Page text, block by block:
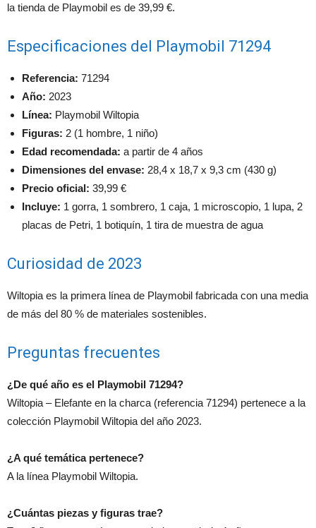
la tienda de Playmobil es de 39,99 €.
Especificaciones del Playmobil 71294
Referencia: 71294
Año: 2023
Línea: Playmobil Wiltopia
Figuras: 2 (1 hombre, 1 niño)
Edad recomendada: a partir de 4 años
Dimensiones del envase: 28,4 x 18,7 x 9,3 cm (430 g)
Precio oficial: 39,99 €
Incluye: 1 gorra, 1 sombrero, 1 caja, 1 microscopio, 1 lupa, 2
placas de Petri, 1 botiquín, 1 tira de muestra de agua
Curiosidad de 2023
Wiltopia es la primera línea de Playmobil fabricada con una media
de más del 80 % de materiales sostenibles.
Preguntas frecuentes
¿De qué año es el Playmobil 71294?
Wiltopia – Elefante en la charca (referencia 71294) pertenece a la
colección Playmobil Wiltopia del año 2023.
¿A qué temática pertenece?
A la línea Playmobil Wiltopia.
¿Cuántas piezas y figuras trae?